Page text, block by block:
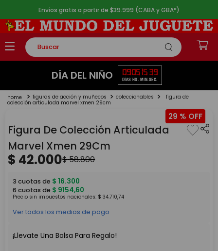
Envíos gratis a partir de $39.999 (CABA y GBA*)
Buscar
TÉRMINOS MÁS BUSCADOS
2.
lego
4 .
monopatin
5. toy story
DÍA DEL NIÑO 09
DÍAS
05
HS.
15
MIN.
38
SEG.
figuras de acción y muñecos coleccionables figura de
colección articulada marvel xmen 29cm
29 %
Figura De Colección Articulada
Marvel Xmen 29Cm
$ 42.000$58.800
3 cuotas de $ 16.300
6 cuotas de $ 9154,60
Precio sin impuestos nacionales: $ 34.710,74
Ver todos los medios de pago
¡Llevate Una Bolsa Para Regalo!